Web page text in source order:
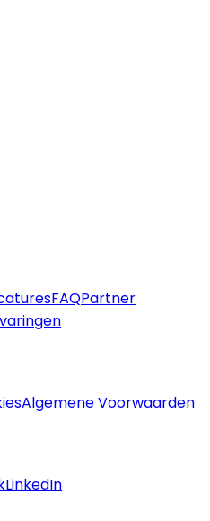
FAQPartner
Algemene Voorwaarden
LinkedIn